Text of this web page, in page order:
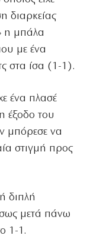
διαρκείας
η μπάλα
με ένα
στα ίσα (1-1).
ένα πλασέ
έξοδο του
μπόρεσε να
στιγμή προς
διπλή
μετά πάνω
1-1.